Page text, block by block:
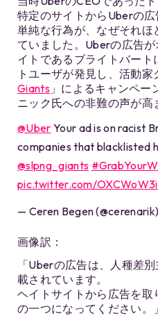
特定のサイトからUberの
単純な行為が、なぜそれほ
ていました。Uberの広告
イトであるブライトバート
トユーザが発見し、活動家
Giants」によるキャンペー
ニック氏への非難の声が高
@Uber Your ad is on racist
companies that blacklisted
@slpng_giants
pic.twitter.com/
— Ceren Begen (@cerenarik)
画像訳：
「Uberの広告は、人種差
載されています。
ヘイトサイトから広告を
の一つになってください。」